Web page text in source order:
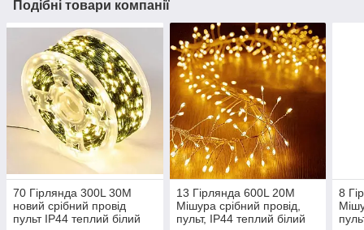
Подібні товари компанії
70 Гірлянда 300L 30M
новий срібний провід
пульт IP44 теплий білий
13 Гірлянда 600L 20M
Мішура срібний провід,
пульт, IP44 теплий білий
8